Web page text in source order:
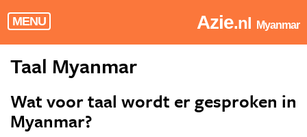
MENU Azie.nl Myanmar
Taal Myanmar
Wat voor taal wordt er gesproken in
Myanmar?